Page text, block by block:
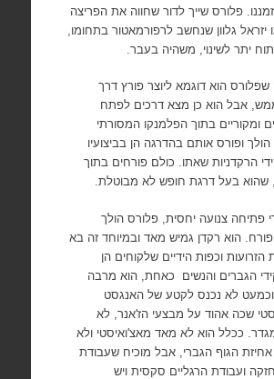
פלורס שייך לדור שחווה את הפריצה
גלוון שנחשב לרפורמאטור בתחומו,
יתר לשינוי, משהיה בעבר.
הוא דוגמא ליוצר פורץ דרך
אבל הוא כן מצא דרכים לפתח
ומקוריים בתוך הפלמנקו המסורתי
ופורס אותם בהדרגה הן בביצועיו
הרקדניות שאתו. כולם פורחים בתוך
שהוא בעל דרגת חופש לא מבוטלת.
פתיחה צנועה יחסית, פלורס הולך
הוא רקדן גמיש מאד ובמיוחד זה בא
הזרועות וכפות הידיים שלקוחים הן
הגברים והנשים
כאחת, הוא מרבה
וכמעט לא נכנס לקטע של האנגסט
שכה אהוד על מבצעי הז'אנר, לא
ככלל הוא לא מאד מאצ'ואיסטי ולא
אחיזת הגוף הגברי, אבל מוכיח שעבודת
ועבודת הרגליים סקסית ויש